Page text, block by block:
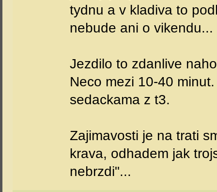
tydnu a v kladiva to
nebude ani o vikendu...
Jezdilo to zdanlive
Neco mezi 10-40
sedackama z t3.
Zajimavosti je na trati
krava, odhadem jak
nebrzdi"...